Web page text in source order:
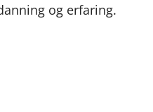
og erfaring.